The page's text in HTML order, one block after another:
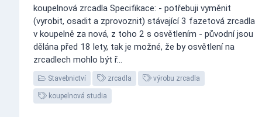
koupelnová zrcadla Specifikace: - potřebuji vyměnit
(vyrobit, osadit a zprovoznit) stávající 3 fazetová zrcadla
v koupelně za nová, z toho 2 s osvětlením - původní jsou
dělána před 18 lety, tak je možné, že by osvětlení na
zrcadlech mohlo být ř...
Stavebnictví zrcadla výrobu zrcadla
koupelnová studia